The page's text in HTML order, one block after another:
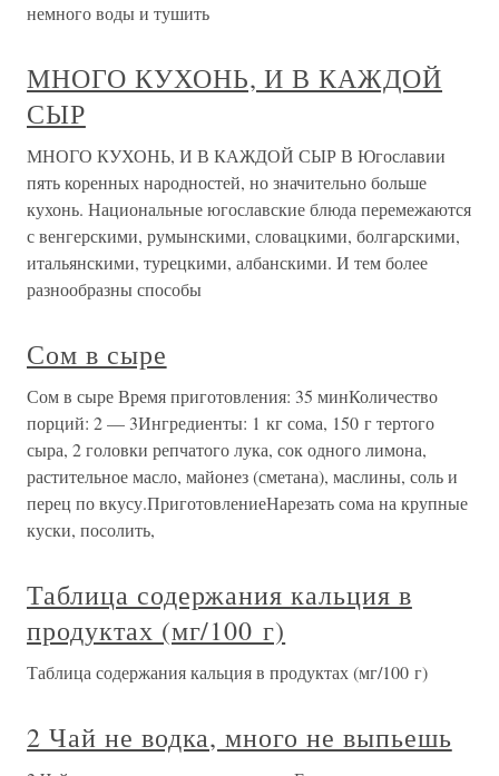
немного воды и тушить
МНОГО КУХОНЬ, И В КАЖДОЙ
СЫР
МНОГО КУХОНЬ, И В КАЖДОЙ СЫР В Югославии
пять коренных народностей, но значительно больше
кухонь. Национальные югославские блюда перемежаются
с венгерскими, румынскими, словацкими, болгарскими,
итальянскими, турецкими, албанскими. И тем более
разнообразны способы
Сом в сыре
Сом в сыре Время приготовления: 35 минКоличество
порций: 2 — 3Ингредиенты: 1 кг сома, 150 г тертого
сыра, 2 головки репчатого лука, сок одного лимона,
растительное масло, майонез (сметана), маслины, соль и
перец по вкусу.ПриготовлениеНарезать сома на крупные
куски, посолить,
Таблица содержания кальция в
продуктах (мг/100 г)
Таблица содержания кальция в продуктах (мг/100 г)
2 Чай не водка, много не выпьешь